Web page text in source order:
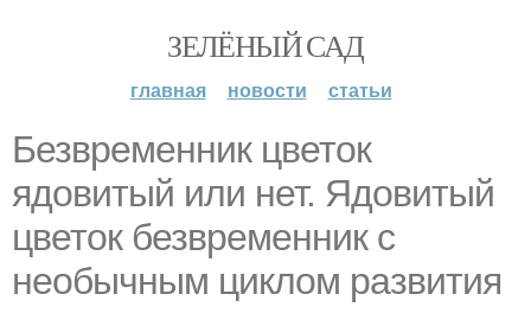
ЗЕЛЁНЫЙ САД
главная новости статьи
Безвременник цветок
ядовитый или нет. Ядовитый
цветок безвременник с
необычным циклом развития